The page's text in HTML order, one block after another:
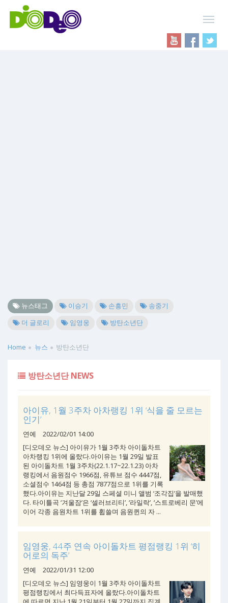
뉴스태그 이승기 손흥민
송중기
더 글로리
임영웅 방탄소년단
Home 뉴스 방탄소년단
방탄소년단 NEWS
아이유, 1월 3주차 아차랭킹 1위 ‘식을 줄 모르는
인기’
연예
2022/02/01 14:00
[디오데오 뉴스] 아이유가 1월 3주차 아이돌차트
아차랭킹 1위에 올랐다.아이유는 1월 29일 발표
된 아이돌차트 1월 3주차(22.1.17~22.1.23) 아차
랭킹에서 음원점수 1966점, 유튜브 점수 4447점,
소셜점수 1464점 등 총점 7877점으로 1위를 기록
했다.아이유는 지난달 29일 스페셜 미니 앨범 ‘조각집’을 발매했
다. 타이틀곡 ‘겨울잠’은 ‘셀러브리티’, ‘라일락’, ‘스트로베리 문’에
이어 각종 음원차트 1위를 휩쓸며 음원퀸의 자 ...
임영웅, 44주 연속 아이돌차트 평점랭킹 1위 ‘히
어로의 독주’
연예
2022/01/31 12:00
[디오데오 뉴스] 임영웅이 1월 3주차 아이돌차트
평점랭킹에서 최다득표자에 올랐다.아이돌차트